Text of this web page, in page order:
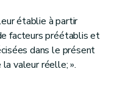
établie à partir
facteurs préétablis et
dans le présent
valeur réelle; ».